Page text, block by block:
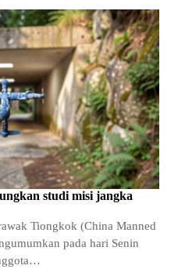
studi misi jangka
Tiongkok (China Manned
pada hari Senin